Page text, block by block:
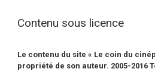
Contenu sous licence
Le contenu du site « Le coin du
propriété de son auteur. 2005-2016